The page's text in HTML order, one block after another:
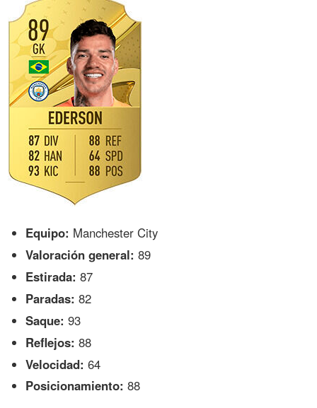
Equipo: Manchester City
Valoración general: 89
Estirada: 87
Paradas: 82
Saque: 93
Reflejos: 88
Velocidad: 64
Posicionamiento: 88